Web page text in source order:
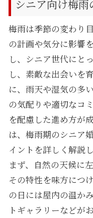
シニア向け梅
梅雨は季節の変わり
の計画や気分に影響
し、シニア世代にと
し、素敵な出会いを
に、雨天や湿気の多
の気配りや適切なコ
を配慮した進め方が
は、梅雨期のシニア
イントを詳しく解説し
まず、自然の天候に
その特性を味方につ
の日には屋内の温か
トギャラリーなどが